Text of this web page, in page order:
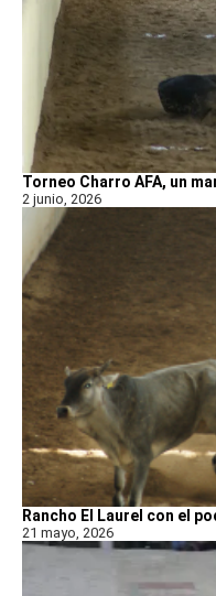
Torneo Charro AFA, un
2 junio, 2026
Rancho El Laurel con el
21 mayo, 2026